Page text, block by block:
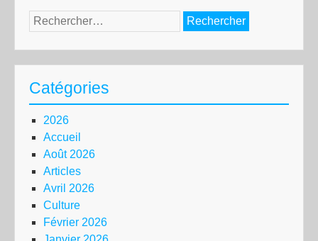
Rechercher :
Catégories
2026
Accueil
Août 2026
Articles
Avril 2026
Culture
Février 2026